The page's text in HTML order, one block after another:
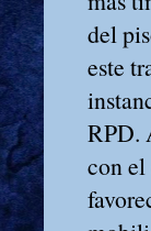
del
este
RPD.
con el